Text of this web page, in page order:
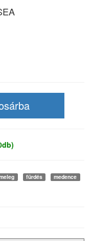
fürdés
medence